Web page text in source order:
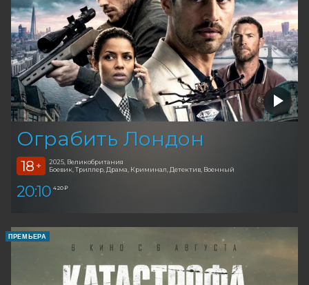
Ограбить Лондон
18 +
2025, Великобритания
Боевик, Триллер, Драма, Криминал, Детектив, Военный
20:10 420 ₽
ПРЕМЬЕРА